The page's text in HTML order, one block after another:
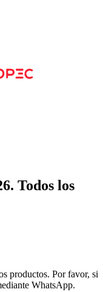
Todos los
productos. Por favor, si
WhatsApp.